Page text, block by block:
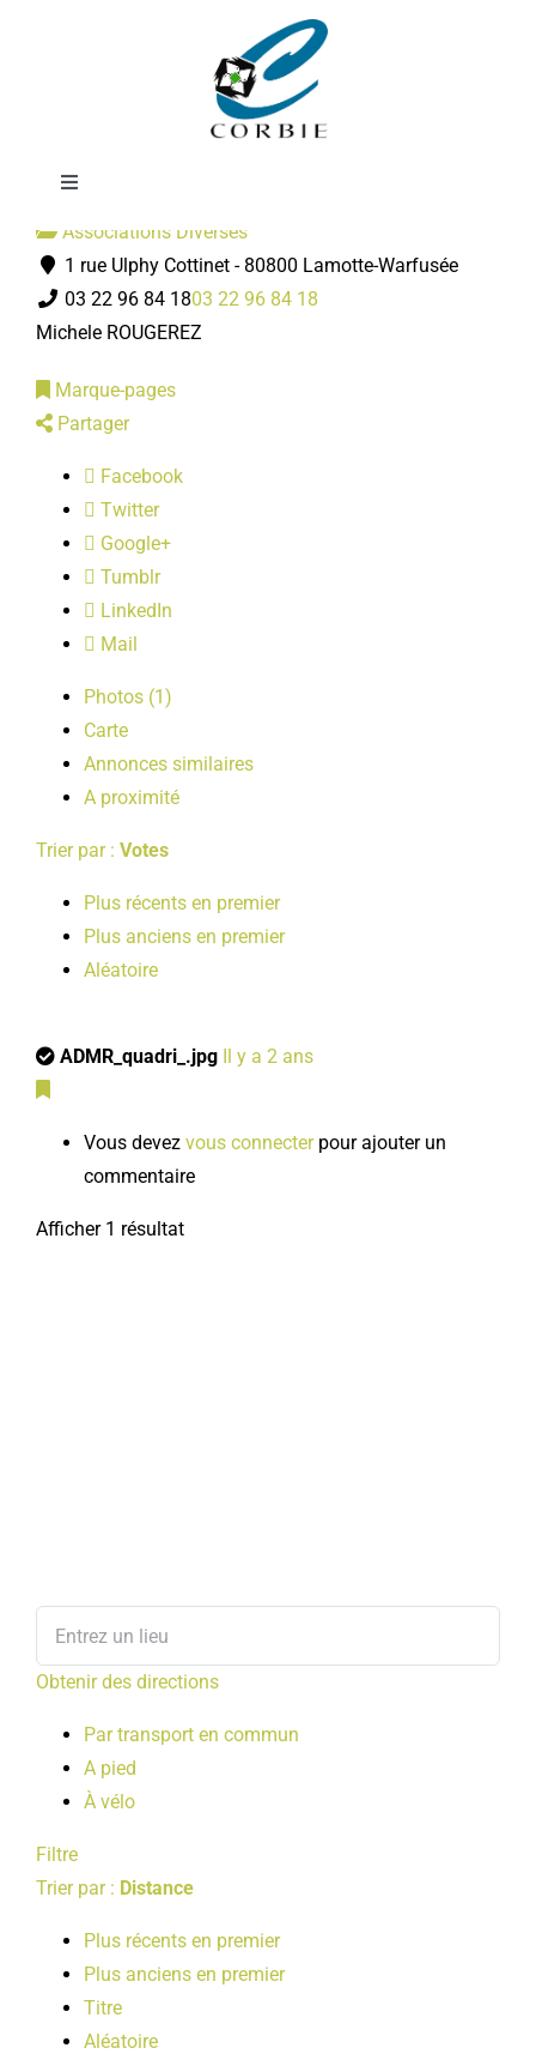
Toggle
Mairie
DÉMARCHES ADMINISTRATIVES
SERVICES MUNICIPAUX
PRATIQUE
PUBLICATIONS
ADMR
Associations Diverses
1 rue Ulphy Cottinet - 80800 Lamotte-Warfusée
03 22 96 84 1803 22 96 84 18
Michele ROUGEREZ
Marque-pages
Partager
Facebook
Twitter
Google+
Tumblr
LinkedIn
Mail
Photos (1)
Carte
Annonces similaires
A proximité
Trier par : Votes
Plus récents en premier
Plus anciens en premier
Aléatoire
ADMR_quadri_.jpg Il y a 2 ans
Vous devez vous connecterpour ajouter un
commentaire
Afficher 1 résultat
Obtenir des directions
Par transport en commun
A pied
À vélo
Filtre
Trier par : Distance
Plus récents en premier
Plus anciens en premier
Titre
Aléatoire